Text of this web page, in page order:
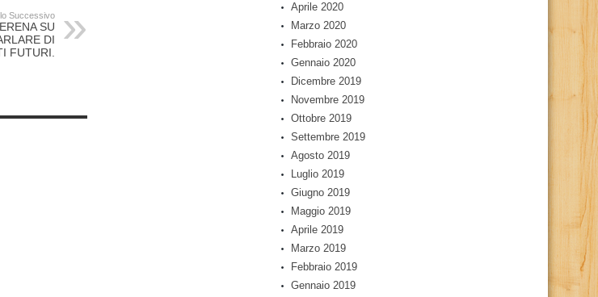
Successivo
SU
DI
FUTURI.
Aprile 2020
Marzo 2020
Febbraio 2020
Gennaio 2020
Dicembre 2019
Novembre 2019
Ottobre 2019
Settembre 2019
Agosto 2019
Luglio 2019
Giugno 2019
Maggio 2019
Aprile 2019
Marzo 2019
Febbraio 2019
Gennaio 2019